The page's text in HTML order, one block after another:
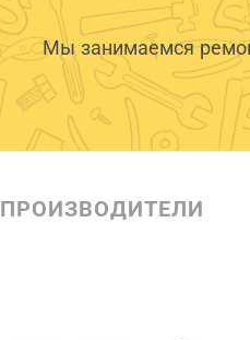
Мы занимаемся
ПРОИЗВОДИТЕЛИ